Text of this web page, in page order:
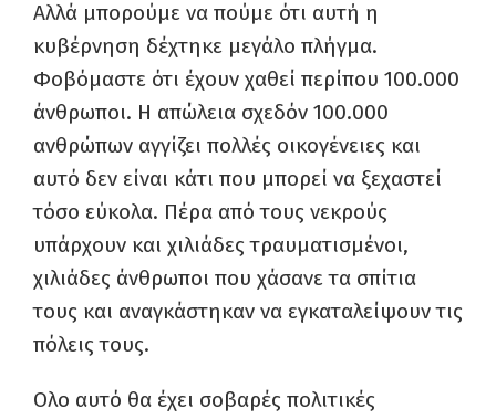
Αλλά μπορούμε να πούμε ότι αυτή η
κυβέρνηση δέχτηκε μεγάλο πλήγμα.
Φοβόμαστε ότι έχουν χαθεί περίπου 100.000
άνθρωποι. Η απώλεια σχεδόν 100.000
ανθρώπων αγγίζει πολλές οικογένειες και
αυτό δεν είναι κάτι που μπορεί να ξεχαστεί
τόσο εύκολα. Πέρα από τους νεκρούς
υπάρχουν και χιλιάδες τραυματισμένοι,
χιλιάδες άνθρωποι που χάσανε τα σπίτια
τους και αναγκάστηκαν να εγκαταλείψουν τις
πόλεις τους.
Ολο αυτό θα έχει σοβαρές πολιτικές